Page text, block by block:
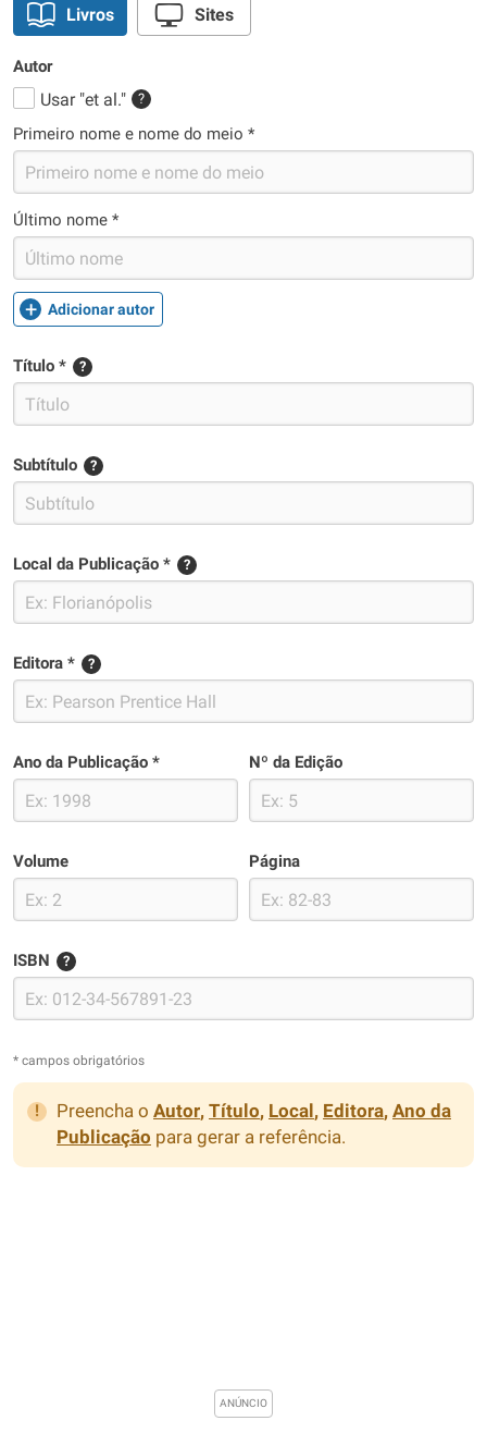
Livros Sites
Autor
Usar "et al." ?
Primeiro nome e nome do meio *
Último nome *
Adicionar autor
Título * ?
Subtítulo ?
Local da Publicação * ?
Editora * ?
Ano da Publicação * Nº da Edição
Volume Página
ISBN ?
* campos obrigatórios
Preencha o Autor, Título, Local, Editora, Ano da
Publicação para gerar a referência.